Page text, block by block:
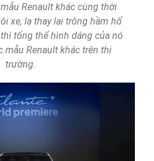
Renault khác cùng thời
xe, lạ thay lại trông hầm hố
tổng thể hình dáng của nó
mẫu Renault khác trên thị
trường.